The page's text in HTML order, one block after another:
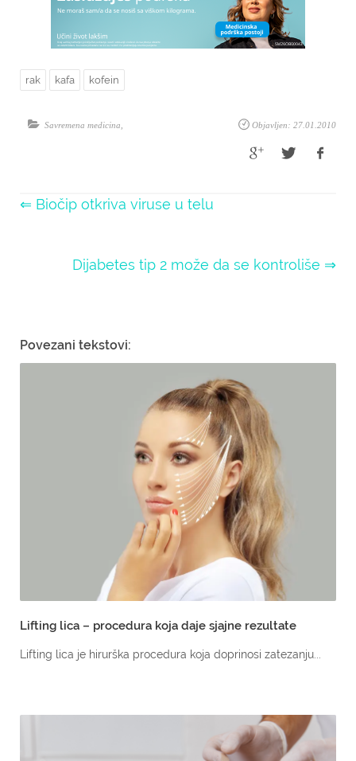
rak kafa kofein
Objavljen: 27.01.2010
Savremena medicina
⇐ Biočip otkriva viruse u telu
Dijabetes tip 2 može da se kontroliše ⇒
Povezani tekstovi:
Lifting lica – procedura koja daje sjajne rezultate
Lifting lica je hirurška procedura koja doprinosi zatezanju...